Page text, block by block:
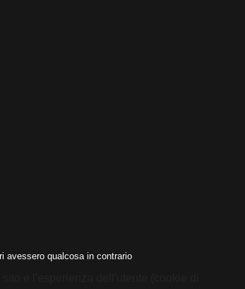
avessero qualcosa in contrario
e l'esperienza dell'utente (cookie di